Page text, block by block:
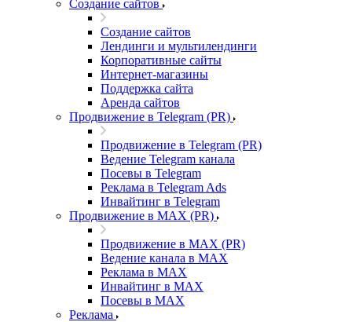
Создание сайтов
Создание сайтов
Лендинги и мультилендинги
Корпоративные сайты
Интернет-магазины
Поддержка сайта
Аренда сайтов
Продвижение в Telegram (PR)
Продвижение в Telegram (PR)
Ведение Telegram канала
Посевы в Telegram
Реклама в Telegram Ads
Инвайтинг в Telegram
Продвижение в MAX (PR)
Продвижение в MAX (PR)
Ведение канала в MAX
Реклама в MAX
Инвайтинг в MAX
Посевы в MAX
Реклама